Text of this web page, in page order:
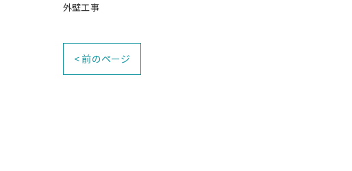
外壁工事
< 前のページ